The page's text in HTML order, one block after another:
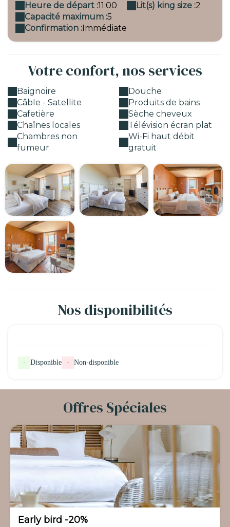
Heure de départ :11:00
Capacité maximum :5
Confirmation :Immédiate
Lit(s) king size :2
Votre confort, nos services
Baignoire
Câble - Satellite
Cafetière
Chaînes locales
Chambres non
fumeur
Douche
Produits de bains
Sèche cheveux
Télévision écran plat
Wi-Fi haut débit
gratuit
Nos disponibilités
- Disponible - Non-disponible
Offres Spéciales
-20%
Early bird -20%